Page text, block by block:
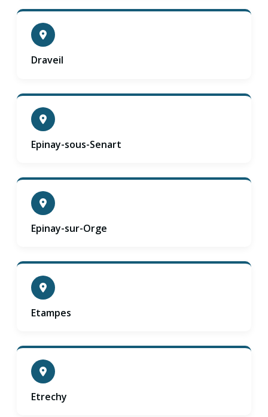
Draveil
Epinay-sous-Senart
Epinay-sur-Orge
Etampes
Etrechy